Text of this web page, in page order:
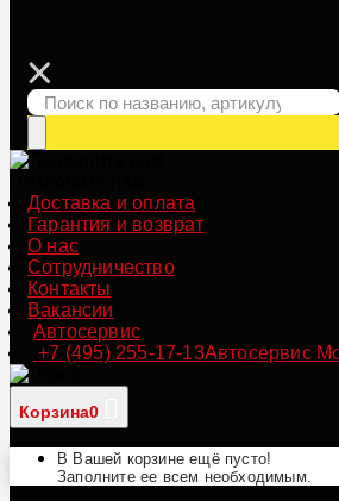
Доставка и оплата
Гарантия и возврат
О нас
Сотрудничество
Контакты
Вакансии
Автосервис
+7 (495) 255-17-13Автосервис
Корзина0
В Вашей корзине ещё пусто!
Заполните ее всем необходимым.